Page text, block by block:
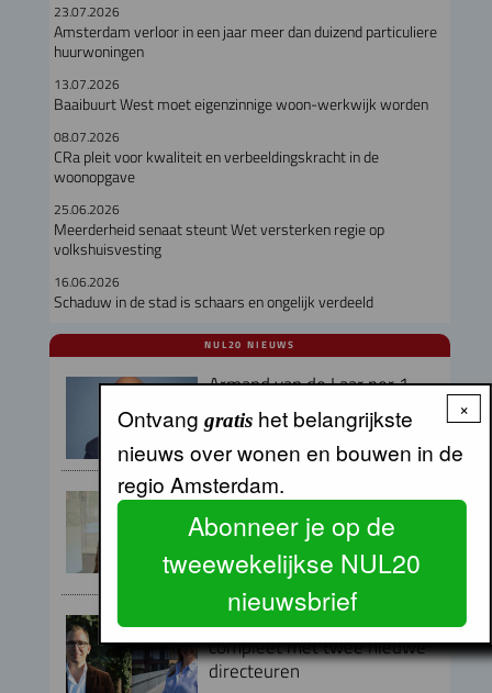
23.07.2026
Amsterdam verloor in een jaar meer dan duizend particuliere
huurwoningen
13.07.2026
Baaibuurt West moet eigenzinnige woon-werkwijk worden
08.07.2026
CRa pleit voor kwaliteit en verbeeldingskracht in de
woonopgave
25.06.2026
Meerderheid senaat steunt Wet versterken regie op
volkshuisvesting
16.06.2026
Schaduw in de stad is schaars en ongelijk verdeeld
NUL20 NIEUWS
Armand van de Laar per 1
september aangesteld als
secretaris-directeur MRA
Peter Kranenburg nieuwe
directeur Financiën en
Bedrijfsvoering bij Lieven de
Key
Directieteam Eigen Haard
compleet met twee nieuwe
directeuren
×
Ontvang gratishet belangrijkste
nieuws over wonen en bouwen in de
regio Amsterdam.
Abonneer je op de
tweewekelijkse NUL20
nieuwsbrief